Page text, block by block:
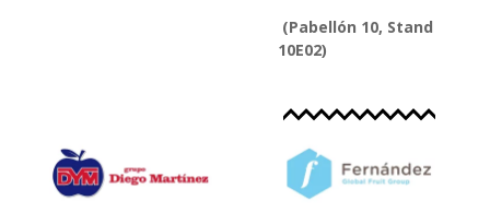
(Pabellón 10, Stand
10E02)